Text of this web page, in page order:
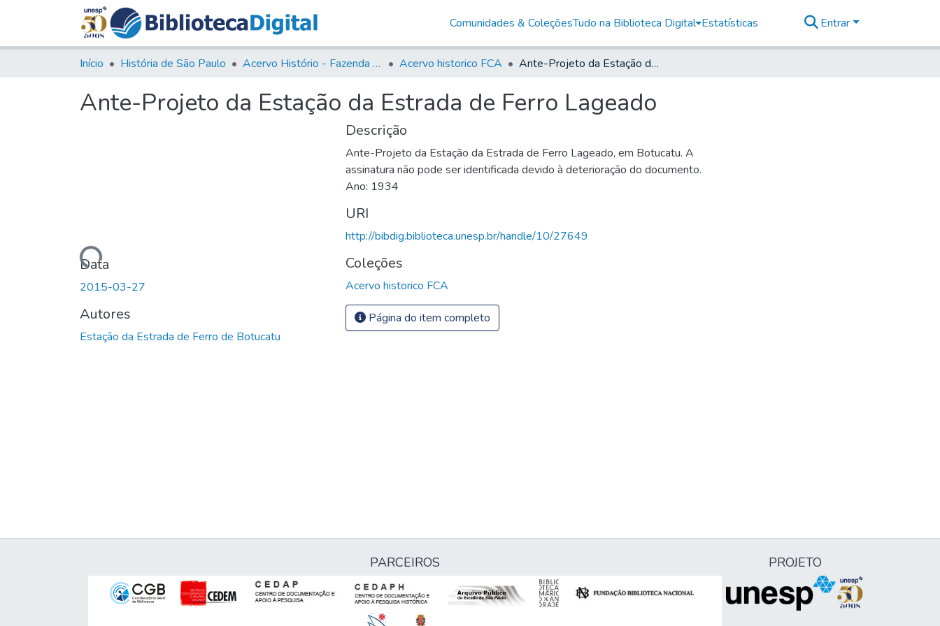
Comunidades & ColeçõesTudo na Biblioteca Digital Estatísticas Entrar
Início História de São Paulo Acervo Histório - Fazenda Lageado Acervo historico FCA Ante-Projeto da Estação da Estrada de Ferro Lageado
Ante-Projeto da Estação da Estrada de Ferro Lageado
Carregando...
Data
2015-03-27
Autores
Estação da Estrada de Ferro de Botucatu
Descrição
Ante-Projeto da Estação da Estrada de Ferro Lageado, em Botucatu. A
assinatura não pode ser identificada devido à deterioração do documento.
Ano: 1934
URI
http://bibdig.biblioteca.unesp.br/handle/10/27649
Coleções
Acervo historico FCA
Página do item completo
PARCEIROS PROJETO